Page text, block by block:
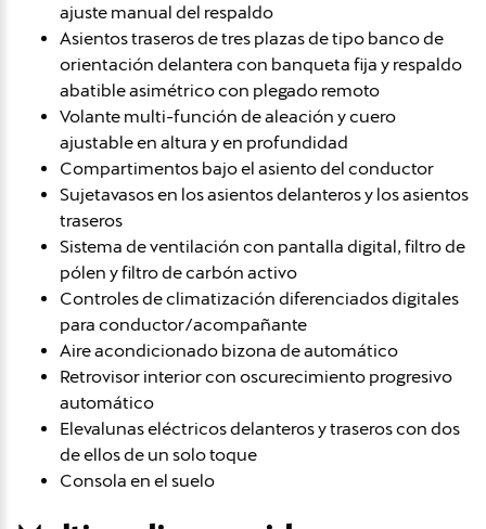
ajuste manual del respaldo
Asientos traseros de tres plazas de tipo banco de
orientación delantera con banqueta fija y respaldo
abatible asimétrico con plegado remoto
Volante multi-función de aleación y cuero
ajustable en altura y en profundidad
Compartimentos bajo el asiento del conductor
Sujetavasos en los asientos delanteros y los asientos
traseros
Sistema de ventilación con pantalla digital, filtro de
pólen y filtro de carbón activo
Controles de climatización diferenciados digitales
para conductor/acompañante
Aire acondicionado bizona de automático
Retrovisor interior con oscurecimiento progresivo
automático
Elevalunas eléctricos delanteros y traseros con dos
de ellos de un solo toque
Consola en el suelo